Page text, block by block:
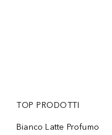
TOP PRODOTTI
Bianco Latte Profumo